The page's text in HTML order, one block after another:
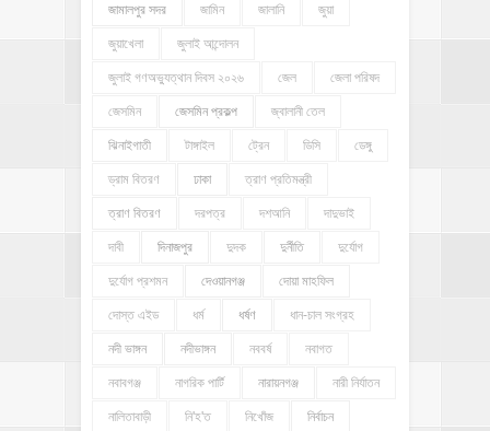
জামালপুর সদর জামিন জালানি জুয়া
জুয়াখেলা জুলাই আন্দোলন
জুলাই গণঅভ্যুত্থান দিবস ২০২৬ জেল জেলা পরিষদ
জেসমিন জেসমিন প্রকল্প জ্বালানী তেল
ঝিনাইগাতী টাঙ্গাইল ট্রেন ডিসি ডেঙ্গু
ড্রাম বিতরণ ঢাকা ত্রাণ প্রতিমন্ত্রী
ত্রাণ বিতরণ দরপত্র দশআনি দাদুভাই
দাবী দিনাজপুর দুদক দুর্নীতি দুর্যোগ
দুর্যোগ প্রশমন দেওয়ানগঞ্জ দোয়া মাহফিল
দোস্ত এইড ধর্ম ধর্ষণ ধান-চাল সংগ্রহ
নদী ভাঙ্গন নদীভাঙ্গন নববর্ষ নবাগত
নবাবগঞ্জ নাগরিক পার্টি নারায়নগঞ্জ নারী নির্যাতন
নালিতাবাড়ী নি'হ'ত নিখোঁজ নির্বাচন